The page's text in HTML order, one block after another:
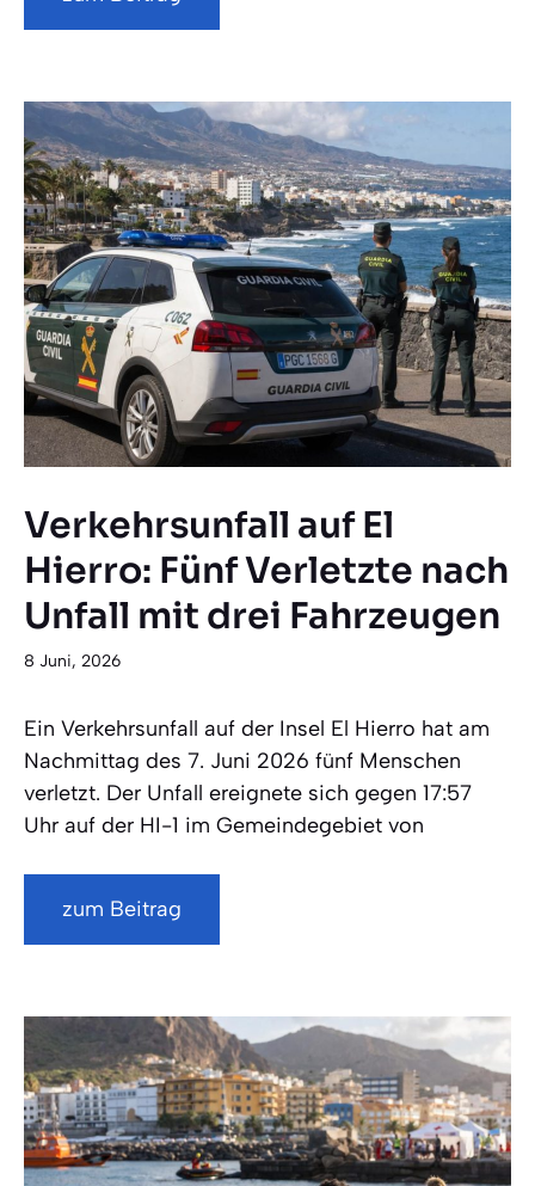
Verkehrsunfall auf El
Hierro: Fünf Verletzte nach
Unfall mit drei Fahrzeugen
8 Juni, 2026
Ein Verkehrsunfall auf der Insel El Hierro hat am
Nachmittag des 7. Juni 2026 fünf Menschen
verletzt. Der Unfall ereignete sich gegen 17:57
Uhr auf der HI-1 im Gemeindegebiet von
zum Beitrag